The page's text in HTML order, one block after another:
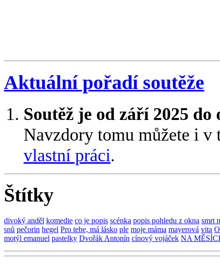
Aktuální pořadí soutěže
Soutěž je od září 2025
Navzdory tomu můžete i v
vlastní práci.
Štítky
divoký anděl komedie co je popis scénka popis pohledu z okna smrt
snů pečorin hegel Pro tebe, má lásko ple moje máma mayerová vita
motýl emanuel pastelky Dvořák Antonín cínový vojáček NA MĚSÍCI